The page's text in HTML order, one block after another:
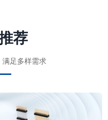
荐
足多样需求